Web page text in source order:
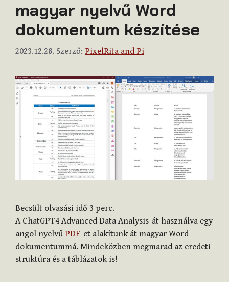
magyar nyelvű Word
dokumentum készítése
2023.12.28. Szerző: PixelRita and Pi
Becsült olvasási idő 3 perc.
A ChatGPT4 Advanced Data Analysis-át használva egy
angol nyelvű PDF-et alakítunk át magyar Word
dokumentummá. Mindeközben megmarad az eredeti
struktúra és a táblázatok is!